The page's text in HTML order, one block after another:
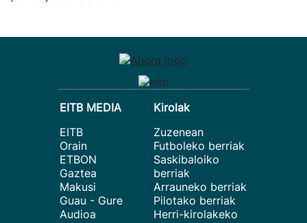
EITB MEDIA
EITB
Orain
ETBON
Gaztea
Makusi
Guau - Gure
Audioa
Kirolak
Zuzenean
Futboleko berriak
Saskibaloiko
berriak
Arrauneko berriak
Pilotako berriak
Herri-kirolakeko